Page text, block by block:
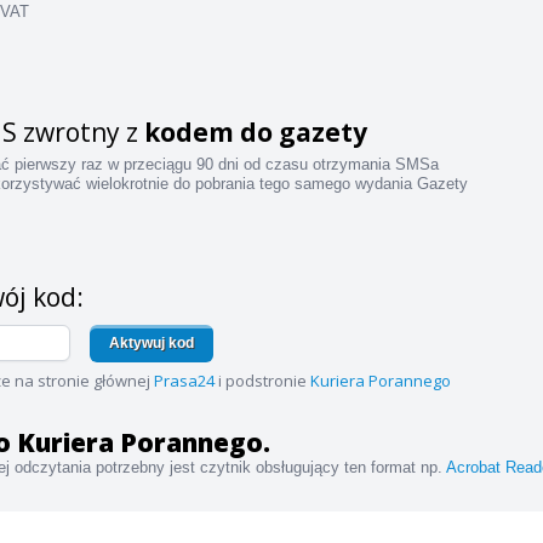
zwrotny z kodem do gazety
pierwszy raz w przeciągu 90 dni od czasu otrzymania SMSa
wielokrotnie do pobrania tego samego wydania Gazety
kod:
Aktywuj kod
na stronie głównej Prasa24i podstronie Kuriera Porannego
Kuriera Porannego.
odczytania potrzebny jest czytnik obsługujący ten format np. Acrobat